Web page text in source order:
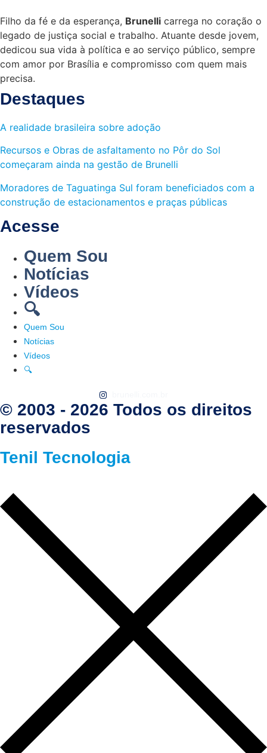
Filho da fé e da esperança, Brunelli carrega no coração o
legado de justiça social e trabalho. Atuante desde jovem,
dedicou sua vida à política e ao serviço público, sempre
com amor por Brasília e compromisso com quem mais
precisa.
Destaques
A realidade brasileira sobre adoção
Recursos e Obras de asfaltamento no Pôr do Sol
começaram ainda na gestão de Brunelli
Moradores de Taguatinga Sul foram beneficiados com a
construção de estacionamentos e praças públicas
Acesse
Quem Sou
Notícias
Vídeos
🔍
Quem Sou
Notícias
Vídeos
🔍
© 2003 - 2026 Todos os direitos
reservados
Tenil Tecnologia